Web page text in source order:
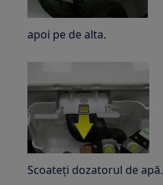
apoi pe de alta.
Scoateți dozatorul de apă.